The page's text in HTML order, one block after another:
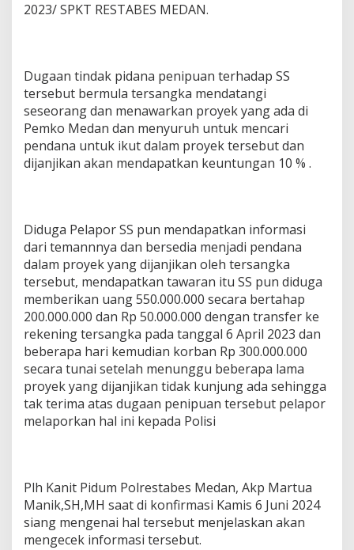
2023/ SPKT RESTABES MEDAN.
Dugaan tindak pidana penipuan terhadap SS
tersebut bermula tersangka mendatangi
seseorang dan menawarkan proyek yang ada di
Pemko Medan dan menyuruh untuk mencari
pendana untuk ikut dalam proyek tersebut dan
dijanjikan akan mendapatkan keuntungan 10 % .
Diduga Pelapor SS pun mendapatkan informasi
dari temannnya dan bersedia menjadi pendana
dalam proyek yang dijanjikan oleh tersangka
tersebut, mendapatkan tawaran itu SS pun diduga
memberikan uang 550.000.000 secara bertahap
200.000.000 dan Rp 50.000.000 dengan transfer ke
rekening tersangka pada tanggal 6 April 2023 dan
beberapa hari kemudian korban Rp 300.000.000
secara tunai setelah menunggu beberapa lama
proyek yang dijanjikan tidak kunjung ada sehingga
tak terima atas dugaan penipuan tersebut pelapor
melaporkan hal ini kepada Polisi
Plh Kanit Pidum Polrestabes Medan, Akp Martua
Manik,SH,MH saat di konfirmasi Kamis 6 Juni 2024
siang mengenai hal tersebut menjelaskan akan
mengecek informasi tersebut.